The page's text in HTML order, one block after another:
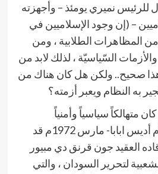
للرئيس نميري يومئذ – وأجهزته
– (إن وجود الإسلاميين في
المظاهرات الطلابية ، ومن
السّياسيّة ، لذلك لابد من
صحيح.. ولكن هل كان هناك من
به النظام ويعبر أزمته؟
متهالكاً سياسياً وأمنياً
وعسكرياً، ذلك أن سلام أديس ابابا- مارس 1972م قد
العقيد جون قرنق دي مبيور
لتحرير السودان ، والتي